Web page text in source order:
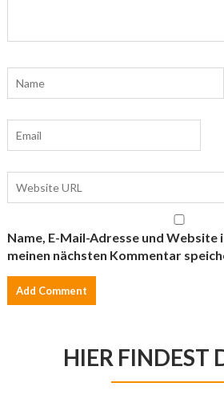
Name, E-Mail-Adresse und
meinen nächsten Kommentar
HIER FINDEST